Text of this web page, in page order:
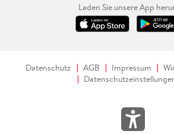
Laden Sie unsere App
Datenschutz AGB Impressum